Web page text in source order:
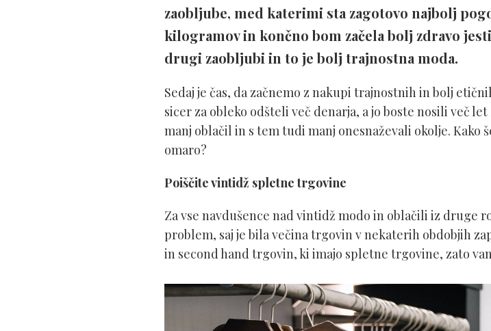
zaobljube, med katerimi sta zagotovo najbolj
kilogramov in končno bom začela bolj zdravo
drugi zaobljubi in to je bolj trajnostna moda.
Sedaj je čas, da začnemo z nakupi trajnostnih in bolj
sicer za obleko odšteli več denarja, a jo boste nosili več
manj oblačil in s tem tudi manj onesnaževali okolje. Kako
omaro?
Poiščite vintidž spletne trgovine
Za vse navdušence nad vintidž modo in oblačili iz druge
problem, saj je bila večina trgovin v nekaterih obdobjih
in second hand trgovin, ki imajo spletne trgovine, zato